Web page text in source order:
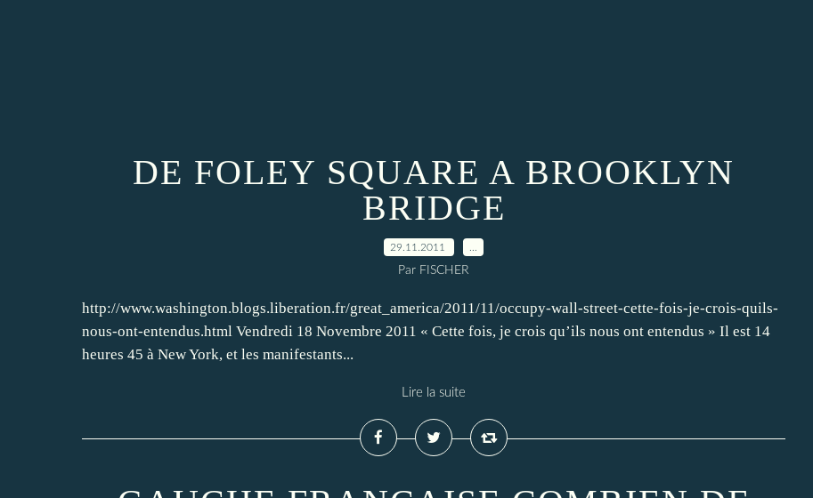
DE FOLEY SQUARE A BROOKLYN
BRIDGE
29.11.2011
Par FISCHER
http://www.washington.blogs.liberation.fr/great_america/2011/11/occupy-wall-street-cette-fois-je-crois-quils-
nous-ont-entendus.html Vendredi 18 Novembre 2011 « Cette fois, je crois qu’ils nous ont entendus » Il est 14
heures 45 à New York, et les manifestants...
Lire la suite